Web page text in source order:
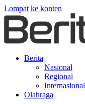
Lompat ke konten
Berita
Nasional
Regional
Internasional
Olahraga